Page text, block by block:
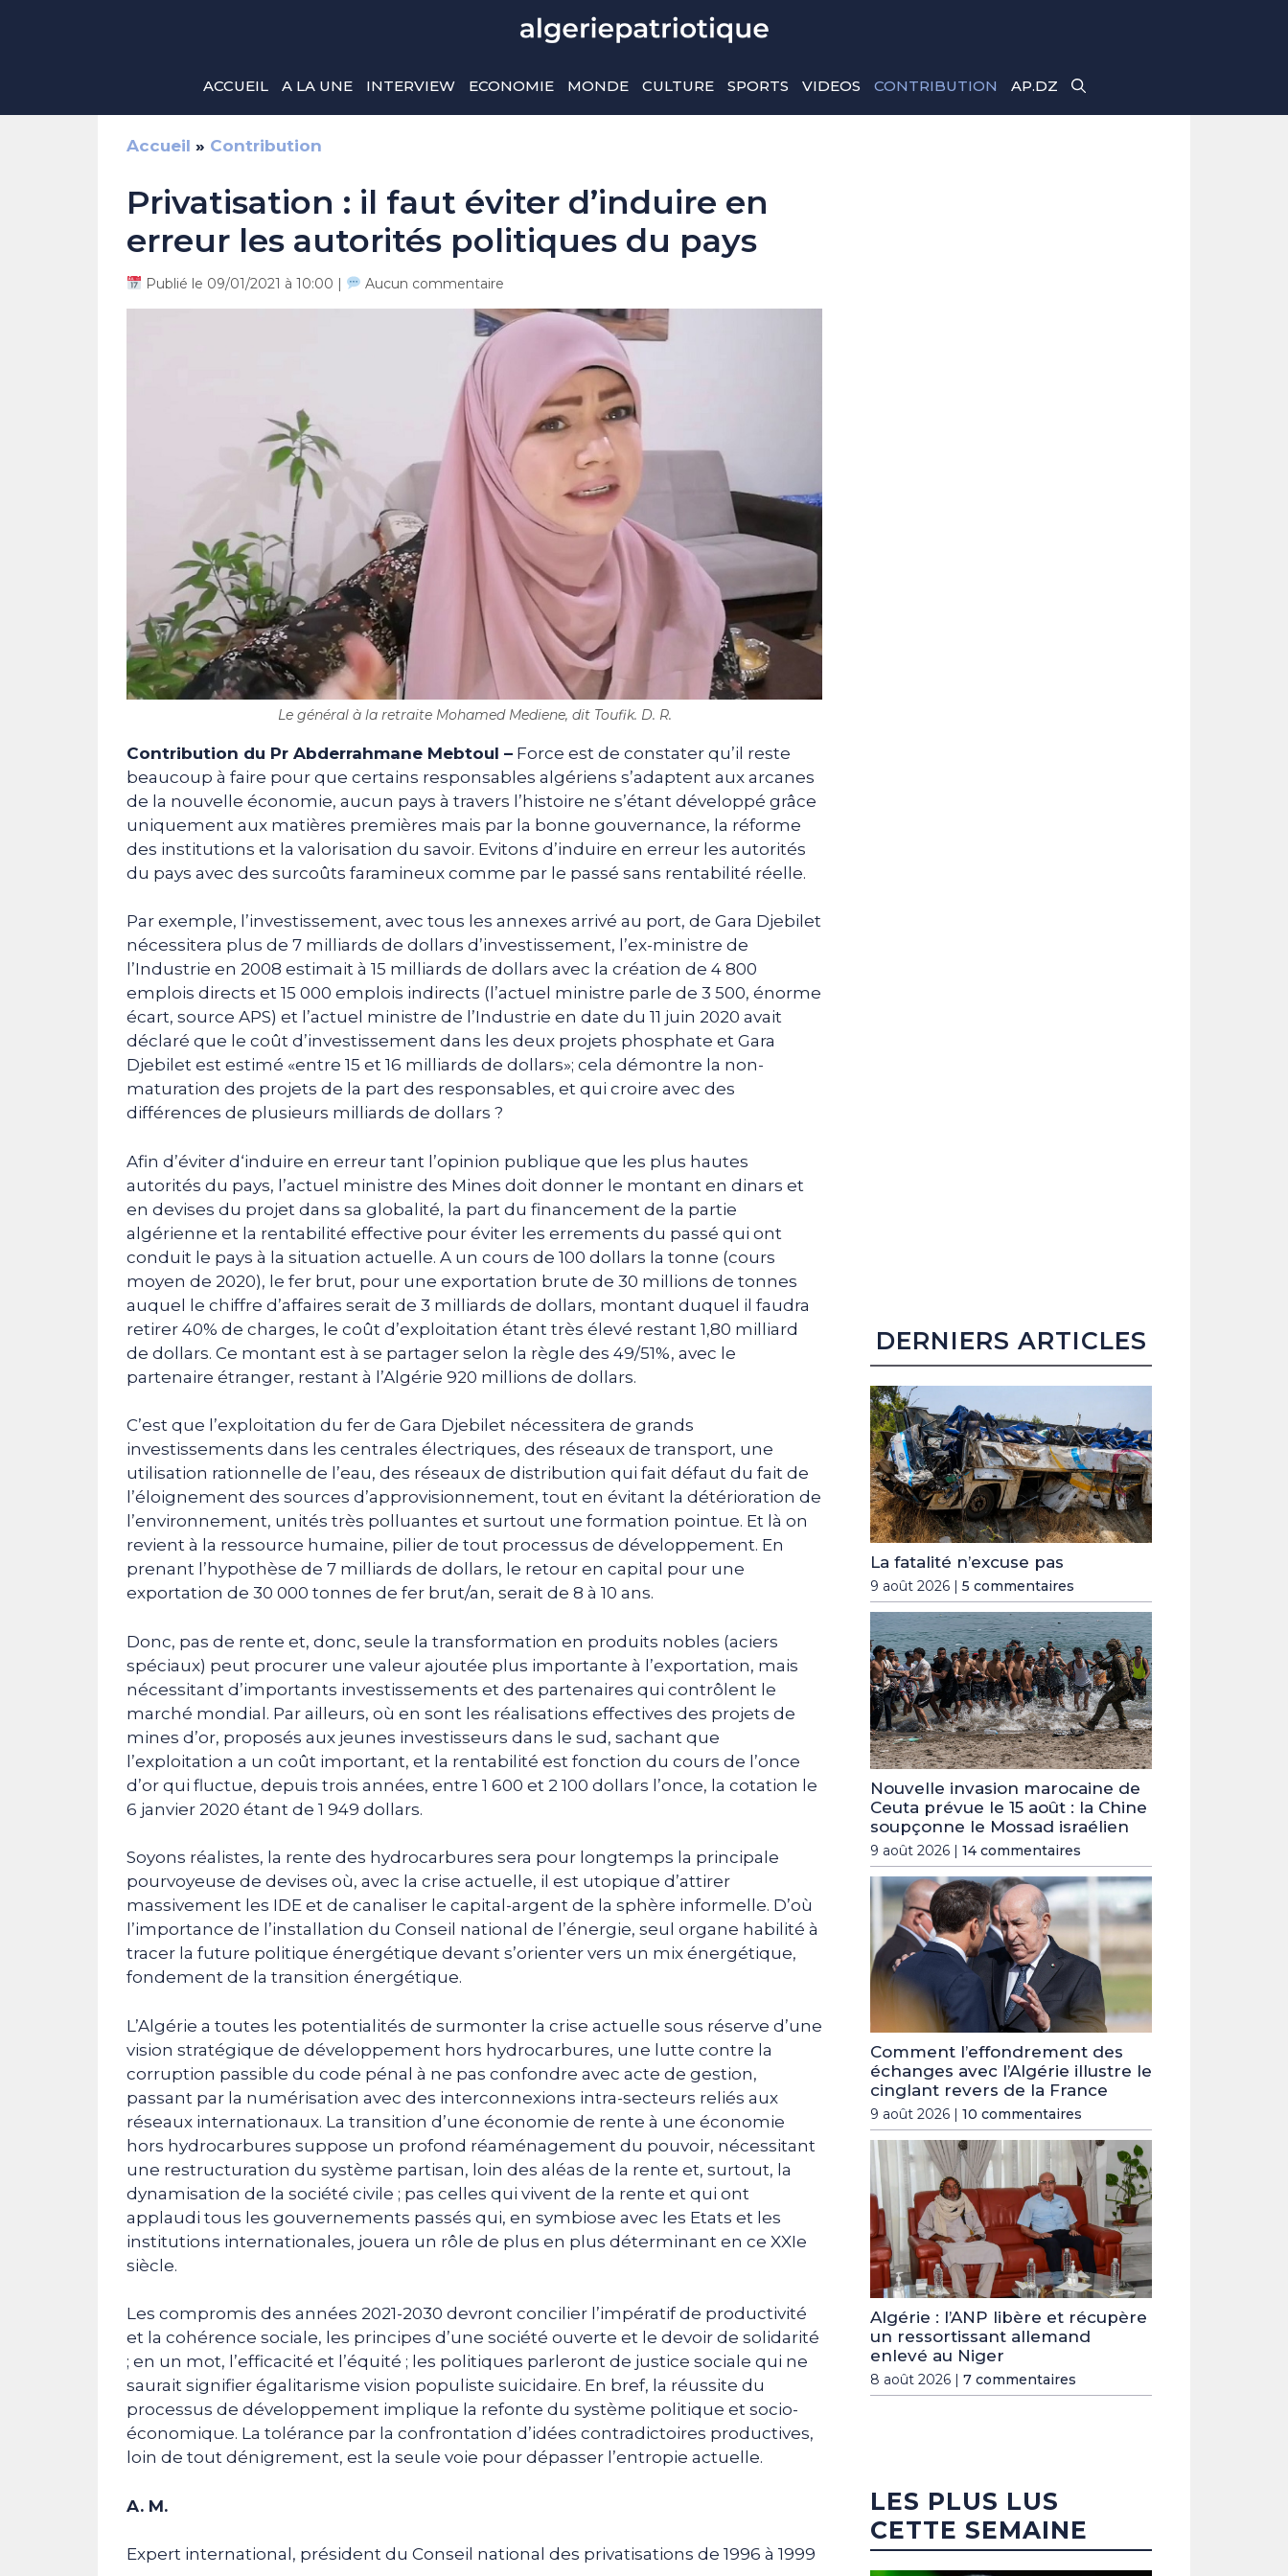
ACCUEIL A LA UNE INTERVIEW ECONOMIE MONDE CULTURE SPORTS VIDEOS CONTRIBUTION AP.DZ
Accueil » Contribution
Privatisation : il faut éviter d’induire en
erreur les autorités politiques du pays
Publié le 09/01/2021 à 10:00 | Aucun commentaire
Le général à la retraite Mohamed Mediene, dit Toufik. D. R.
Contribution du Pr Abderrahmane Mebtoul – Force est de constater qu’il reste
beaucoup à faire pour que certains responsables algériens s’adaptent aux arcanes
de la nouvelle économie, aucun pays à travers l’histoire ne s’étant développé grâce
uniquement aux matières premières mais par la bonne gouvernance, la réforme
des institutions et la valorisation du savoir. Evitons d’induire en erreur les autorités
du pays avec des surcoûts faramineux comme par le passé sans rentabilité réelle.
Par exemple, l’investissement, avec tous les annexes arrivé au port, de Gara Djebilet
nécessitera plus de 7 milliards de dollars d’investissement, l’ex-ministre de
l’Industrie en 2008 estimait à 15 milliards de dollars avec la création de 4 800
emplois directs et 15 000 emplois indirects (l’actuel ministre parle de 3 500, énorme
écart, source APS) et l’actuel ministre de l’Industrie en date du 11 juin 2020 avait
déclaré que le coût d’investissement dans les deux projets phosphate et Gara
Djebilet est estimé «entre 15 et 16 milliards de dollars»; cela démontre la non-
maturation des projets de la part des responsables, et qui croire avec des
différences de plusieurs milliards de dollars ?
Afin d’éviter d‘induire en erreur tant l’opinion publique que les plus hautes
autorités du pays, l’actuel ministre des Mines doit donner le montant en dinars et
en devises du projet dans sa globalité, la part du financement de la partie
algérienne et la rentabilité effective pour éviter les errements du passé qui ont
conduit le pays à la situation actuelle. A un cours de 100 dollars la tonne (cours
moyen de 2020), le fer brut, pour une exportation brute de 30 millions de tonnes
auquel le chiffre d’affaires serait de 3 milliards de dollars, montant duquel il faudra
retirer 40% de charges, le coût d’exploitation étant très élevé restant 1,80 milliard
de dollars. Ce montant est à se partager selon la règle des 49/51%, avec le
partenaire étranger, restant à l’Algérie 920 millions de dollars.
C’est que l’exploitation du fer de Gara Djebilet nécessitera de grands
investissements dans les centrales électriques, des réseaux de transport, une
utilisation rationnelle de l’eau, des réseaux de distribution qui fait défaut du fait de
l’éloignement des sources d’approvisionnement, tout en évitant la détérioration de
l’environnement, unités très polluantes et surtout une formation pointue. Et là on
revient à la ressource humaine, pilier de tout processus de développement. En
prenant l’hypothèse de 7 milliards de dollars, le retour en capital pour une
exportation de 30 000 tonnes de fer brut/an, serait de 8 à 10 ans.
Donc, pas de rente et, donc, seule la transformation en produits nobles (aciers
spéciaux) peut procurer une valeur ajoutée plus importante à l’exportation, mais
nécessitant d’importants investissements et des partenaires qui contrôlent le
marché mondial. Par ailleurs, où en sont les réalisations effectives des projets de
mines d’or, proposés aux jeunes investisseurs dans le sud, sachant que
l’exploitation a un coût important, et la rentabilité est fonction du cours de l’once
d’or qui fluctue, depuis trois années, entre 1 600 et 2 100 dollars l’once, la cotation le
6 janvier 2020 étant de 1 949 dollars.
Soyons réalistes, la rente des hydrocarbures sera pour longtemps la principale
pourvoyeuse de devises où, avec la crise actuelle, il est utopique d’attirer
massivement les IDE et de canaliser le capital-argent de la sphère informelle. D’où
l’importance de l’installation du Conseil national de l’énergie, seul organe habilité à
tracer la future politique énergétique devant s’orienter vers un mix énergétique,
fondement de la transition énergétique.
L’Algérie a toutes les potentialités de surmonter la crise actuelle sous réserve d’une
vision stratégique de développement hors hydrocarbures, une lutte contre la
corruption passible du code pénal à ne pas confondre avec acte de gestion,
passant par la numérisation avec des interconnexions intra-secteurs reliés aux
réseaux internationaux. La transition d’une économie de rente à une économie
hors hydrocarbures suppose un profond réaménagement du pouvoir, nécessitant
une restructuration du système partisan, loin des aléas de la rente et, surtout, la
dynamisation de la société civile ; pas celles qui vivent de la rente et qui ont
applaudi tous les gouvernements passés qui, en symbiose avec les Etats et les
institutions internationales, jouera un rôle de plus en plus déterminant en ce XXIe
siècle.
Les compromis des années 2021-2030 devront concilier l’impératif de productivité
et la cohérence sociale, les principes d’une société ouverte et le devoir de solidarité
; en un mot, l’efficacité et l’équité ; les politiques parleront de justice sociale qui ne
saurait signifier égalitarisme vision populiste suicidaire. En bref, la réussite du
processus de développement implique la refonte du système politique et socio-
économique. La tolérance par la confrontation d’idées contradictoires productives,
loin de tout dénigrement, est la seule voie pour dépasser l’entropie actuelle.
A. M.
Expert international, président du Conseil national des privatisations de 1996 à 1999
DERNIERS ARTICLES
La fatalité n’excuse pas
9 août 2026 | 5 commentaires
Nouvelle invasion marocaine de
Ceuta prévue le 15 août : la Chine
soupçonne le Mossad israélien
9 août 2026 | 14 commentaires
Comment l’effondrement des
échanges avec l’Algérie illustre le
cinglant revers de la France
9 août 2026 | 10 commentaires
Algérie : l’ANP libère et récupère
un ressortissant allemand
enlevé au Niger
8 août 2026 | 7 commentaires
LES PLUS LUS
CETTE SEMAINE